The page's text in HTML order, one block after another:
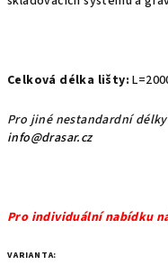
Celková délka lišty:
Pro jiné nestandardní
info@drasar.cz
Pro individuální nabídku
VARIANTA: